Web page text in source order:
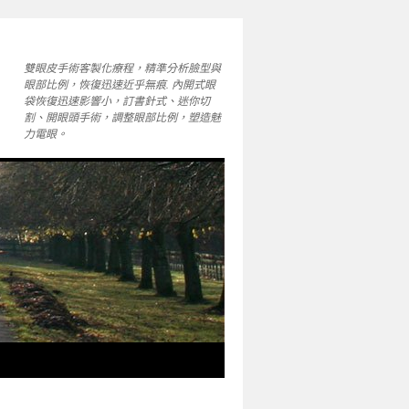
雙眼皮手術客製化療程，精準分析臉型與
眼部比例，恢復迅速近乎無痕. 內開式眼
袋恢復迅速影響小，訂書針式、迷你切
割、開眼頭手術，調整眼部比例，塑造魅
力電眼。